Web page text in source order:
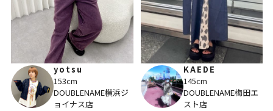
yotsu
153cm
DOUBLENAME横浜ジ
ョイナス店
KAEDE
145cm
DOUBLENAME梅田エ
スト店